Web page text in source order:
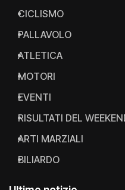
CICLISMO
PALLAVOLO
ATLETICA
MOTORI
EVENTI
RISULTATI DEL
ARTI MARZIALI
BILIARDO